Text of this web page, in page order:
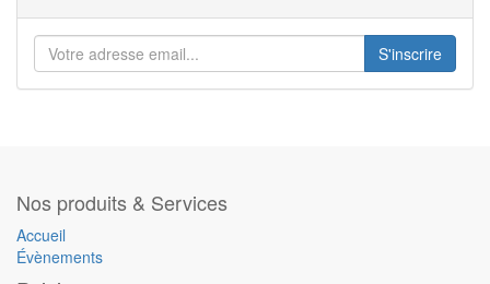
S'inscrire
Nos produits & Services
Accueil
Évènements